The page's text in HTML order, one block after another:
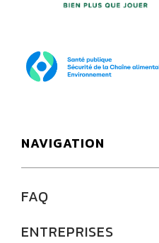
NAVIGATION
FAQ
ENTREPRISES